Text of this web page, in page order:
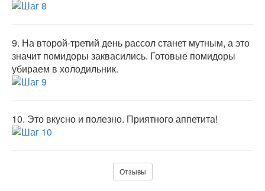
9. На второй-третий день рассол станет мутным, а это
значит помидоры заквасились. Готовые помидоры
убираем в холодильник.
10. Это вкусно и полезно. Приятного аппетита!
Отзывы